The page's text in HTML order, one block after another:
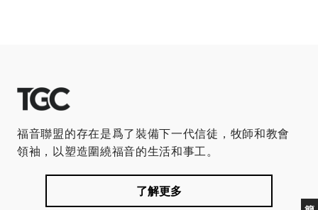
福音聯盟的存在是爲了裝備下一代信徒，牧師和教會
領袖，以塑造圍繞福音的生活和事工。
了解更多